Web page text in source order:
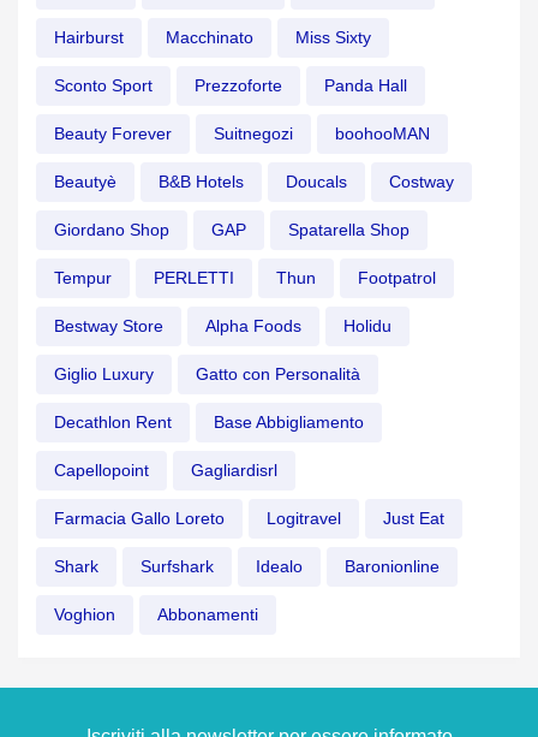
Hairburst Macchinato Miss Sixty
Sconto Sport Prezzoforte Panda Hall
Beauty Forever Suitnegozi boohooMAN
Beautyè B&B Hotels Doucals Costway
Giordano Shop GAP Spatarella Shop
Tempur PERLETTI Thun Footpatrol
Bestway Store Alpha Foods Holidu
Giglio Luxury Gatto con Personalità
Decathlon Rent Base Abbigliamento
Capellopoint Gagliardisrl
Farmacia Gallo Loreto Logitravel Just Eat
Shark Surfshark Idealo Baronionline
Voghion Abbonamenti